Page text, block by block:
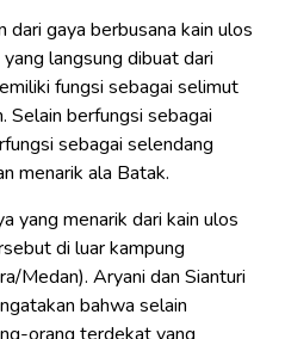
dari gaya berbusana kain ulos
langsung dibuat dari
fungsi sebagai selimut
Selain berfungsi sebagai
sebagai selendang
menarik ala Batak.
yang menarik dari kain ulos
di luar kampung
Medan). Aryani dan Sianturi
bahwa selain